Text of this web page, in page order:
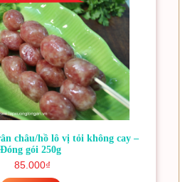
châu/hồ lô vị tỏi không cay –
Đóng gói 250g
85.000₫